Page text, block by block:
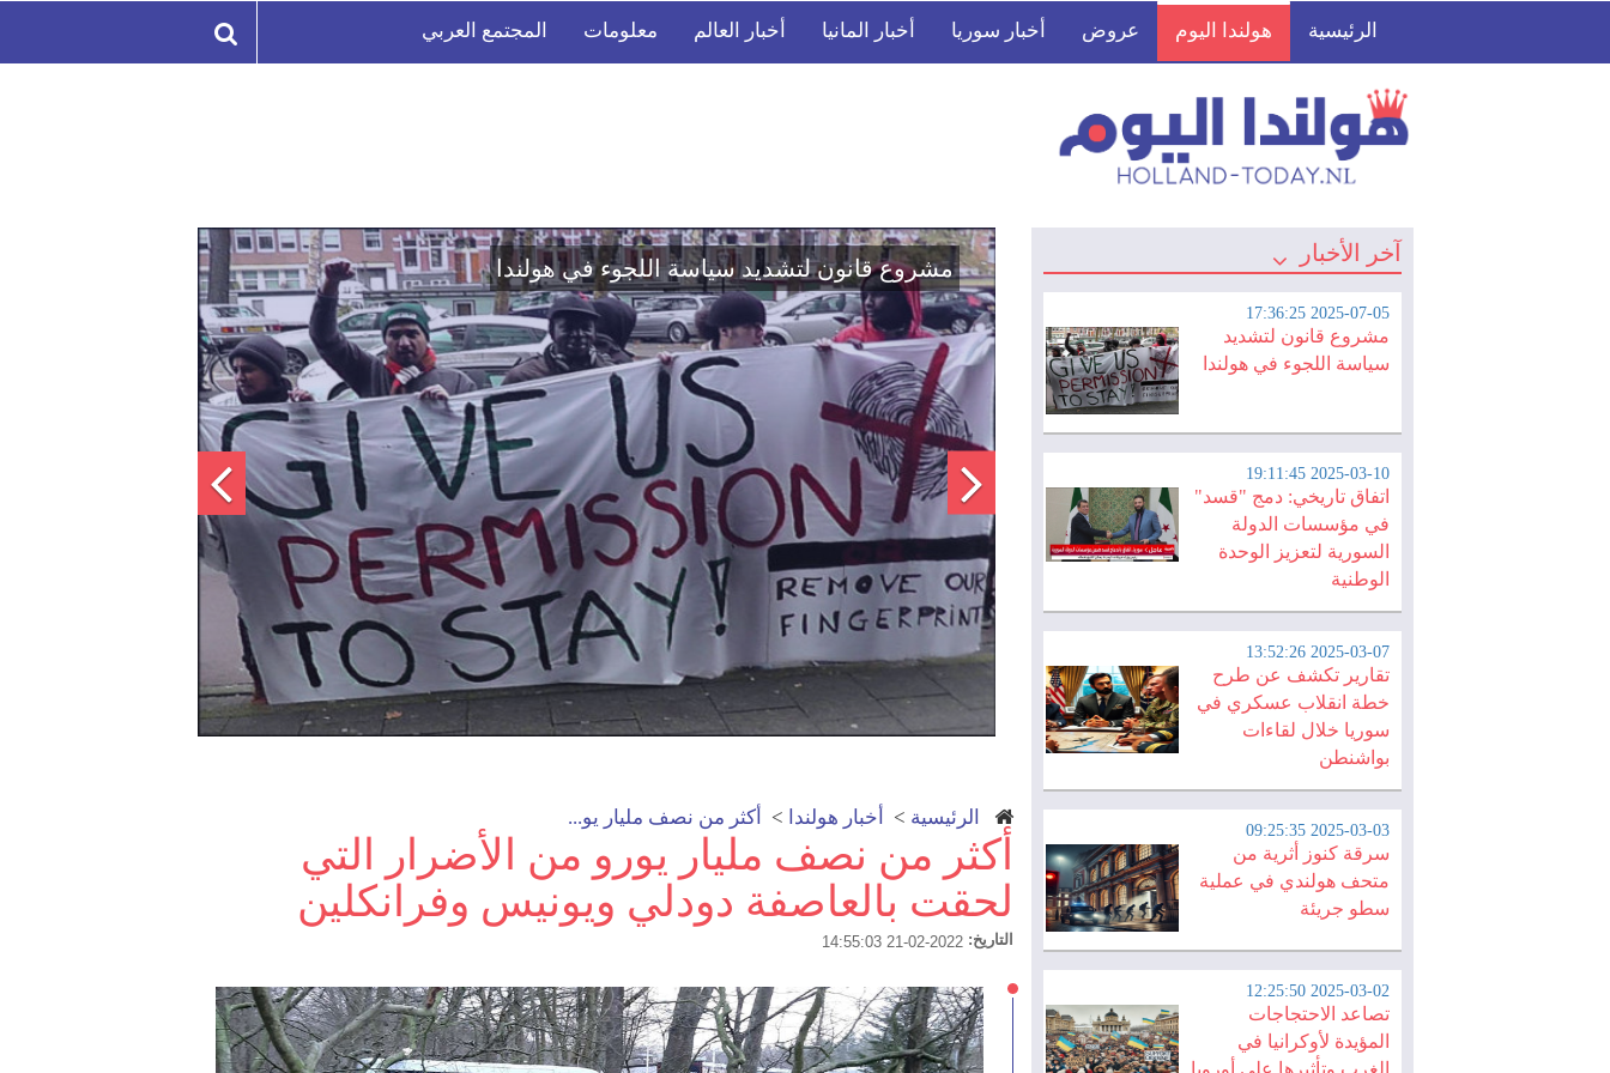
الرئيسية هولندا اليوم عروض أخبار سوريا أخبار المانيا أخبار العالم معلومات المجتمع العربي
آخر الأخبار
2025-07-05 17:36:25
مشروع قانون لتشديد
سياسة اللجوء في هولندا
2025-03-10 19:11:45
اتفاق تاريخي: دمج "قسد"
في مؤسسات الدولة
السورية لتعزيز الوحدة
الوطنية
2025-03-07 13:52:26
تقارير تكشف عن طرح
خطة انقلاب عسكري في
سوريا خلال لقاءات
بواشنطن
2025-03-03 09:25:35
سرقة كنوز أثرية من
متحف هولندي في عملية
سطو جريئة
2025-03-02 12:25:50
تصاعد الاحتجاجات
المؤيدة لأوكرانيا في
اتفاق تاريخي: دمج "قسد" في مؤسسات الدولة السورية لتعزيز الوحدة
الوطنية
الرئيسية > أخبار هولندا > أكثر من نصف مليار يو...
أكثر من نصف مليار يورو من الأضرار التي
لحقت بالعاصفة دودلي ويونيس وفرانكلين
التاريخ: